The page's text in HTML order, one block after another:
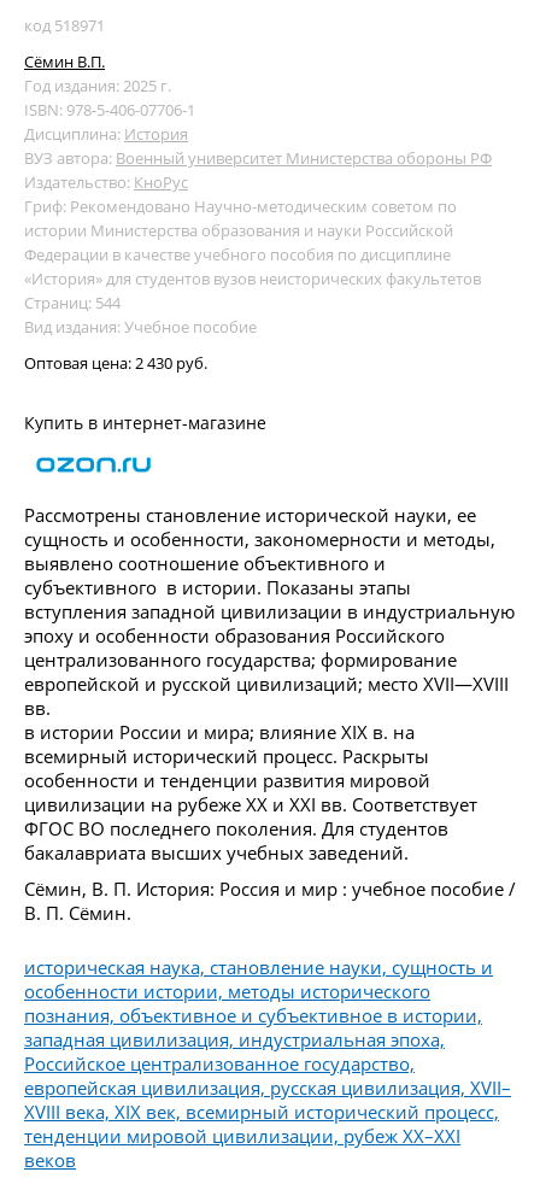
код 518971
Сёмин В.П.
Год издания: 2025 г.
ISBN: 978-5-406-07706-1
Дисциплина: История
ВУЗ автора: Военный университет Министерства обороны РФ
Издательство: КноРус
Гриф: Рекомендовано Научно-методическим советом по
истории Министерства образования и науки Российской
Федерации в качестве учебного пособия по дисциплине
«История» для студентов вузов неисторических факультетов
Страниц: 544
Вид издания: Учебное пособие
Оптовая цена: 2 430 руб.
Купить в интернет-магазине
Рассмотрены становление исторической науки, ее
сущность и особенности, закономерности и методы,
выявлено соотношение объективного и
субъективного в истории. Показаны этапы
вступления западной цивилизации в индустриальную
эпоху и особенности образования Российского
централизованного государства; формирование
европейской и русской цивилизаций; место XVII—XVIII
вв.
в истории России и мира; влияние XIX в. на
всемирный исторический процесс. Раскрыты
особенности и тенденции развития мировой
цивилизации на рубеже ХХ и XXI вв. Соответствует
ФГОС ВО последнего поколения. Для студентов
бакалавриата высших учебных заведений.
Сёмин, В. П. История: Россия и мир : учебное пособие /
В. П. Сёмин.
историческая наука, становление науки, сущность и
особенности истории, методы исторического
познания, объективное и субъективное в истории,
западная цивилизация, индустриальная эпоха,
Российское централизованное государство,
европейская цивилизация, русская цивилизация, XVII–
XVIII века, XIX век, всемирный исторический процесс,
тенденции мировой цивилизации, рубеж XX–XXI
веков